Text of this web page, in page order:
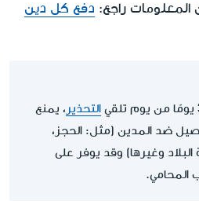
المعلومات راجع: دفع كل دين
التحذير ، يمنع
ضد المدين (مثل: الحجز،
وغيرها) وقد يوفر على
المحامي.